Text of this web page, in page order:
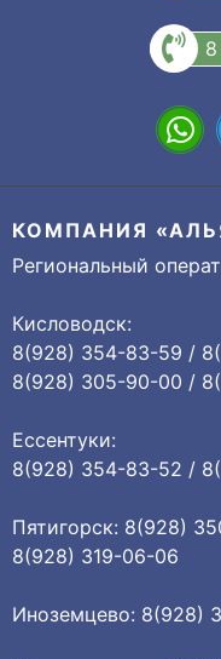
КОМПАНИЯ
Региональный
Кисловодск:
8(928) 354-83-59 /
8(928) 305-90-00 /
Ессентуки:
8(928) 354-83-52 /
Пятигорск: 8(928)
8(928) 319-06-06
Иноземцево: 8(928)